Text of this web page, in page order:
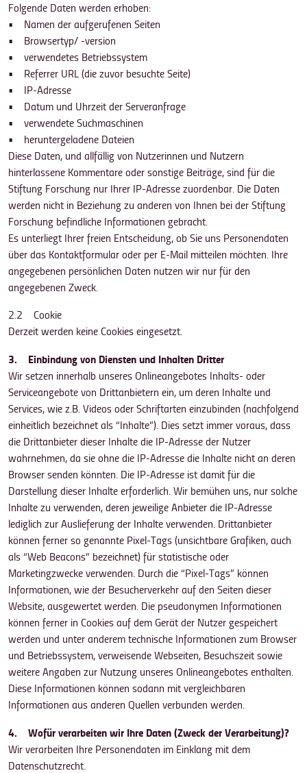
Folgende Daten werden erhoben:
• Namen der aufgerufenen Seiten
• Browsertyp/ -version
• verwendetes Betriebssystem
• Referrer URL (die zuvor besuchte Seite)
• IP-Adresse
• Datum und Uhrzeit der Serveranfrage
• verwendete Suchmaschinen
• heruntergeladene Dateien
Diese Daten, und allfällig von Nutzerinnen und Nutzern
hinterlassene Kommentare oder sonstige Beiträge, sind für die
Stiftung Forschung nur Ihrer IP-Adresse zuordenbar. Die Daten
werden nicht in Beziehung zu anderen von Ihnen bei der Stiftung
Forschung befindliche Informationen gebracht.
Es unterliegt Ihrer freien Entscheidung, ob Sie uns Personendaten
über das Kontaktformular oder per E-Mail mitteilen möchten. Ihre
angegebenen persönlichen Daten nutzen wir nur für den
angegebenen Zweck.
2.2 Cookie
Derzeit werden keine Cookies eingesetzt.
3. Einbindung von Diensten und Inhalten Dritter
Wir setzen innerhalb unseres Onlineangebotes Inhalts- oder
Serviceangebote von Drittanbietern ein, um deren Inhalte und
Services, wie z.B. Videos oder Schriftarten einzubinden (nachfolgend
einheitlich bezeichnet als “Inhalte”). Dies setzt immer voraus, dass
die Drittanbieter dieser Inhalte die IP-Adresse der Nutzer
wahrnehmen, da sie ohne die IP-Adresse die Inhalte nicht an deren
Browser senden könnten. Die IP-Adresse ist damit für die
Darstellung dieser Inhalte erforderlich. Wir bemühen uns, nur solche
Inhalte zu verwenden, deren jeweilige Anbieter die IP-Adresse
lediglich zur Auslieferung der Inhalte verwenden. Drittanbieter
können ferner so genannte Pixel-Tags (unsichtbare Grafiken, auch
als “Web Beacons” bezeichnet) für statistische oder
Marketingzwecke verwenden. Durch die “Pixel-Tags” können
Informationen, wie der Besucherverkehr auf den Seiten dieser
Website, ausgewertet werden. Die pseudonymen Informationen
können ferner in Cookies auf dem Gerät der Nutzer gespeichert
werden und unter anderem technische Informationen zum Browser
und Betriebssystem, verweisende Webseiten, Besuchszeit sowie
weitere Angaben zur Nutzung unseres Onlineangebotes enthalten.
Diese Informationen können sodann mit vergleichbaren
Informationen aus anderen Quellen verbunden werden.
4. Wofür verarbeiten wir Ihre Daten (Zweck der Verarbeitung)?
Wir verarbeiten Ihre Personendaten im Einklang mit dem
Datenschutzrecht.